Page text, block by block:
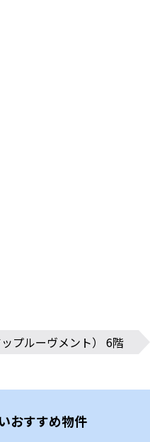
プルーヴメント） 6階
おすすめ物件